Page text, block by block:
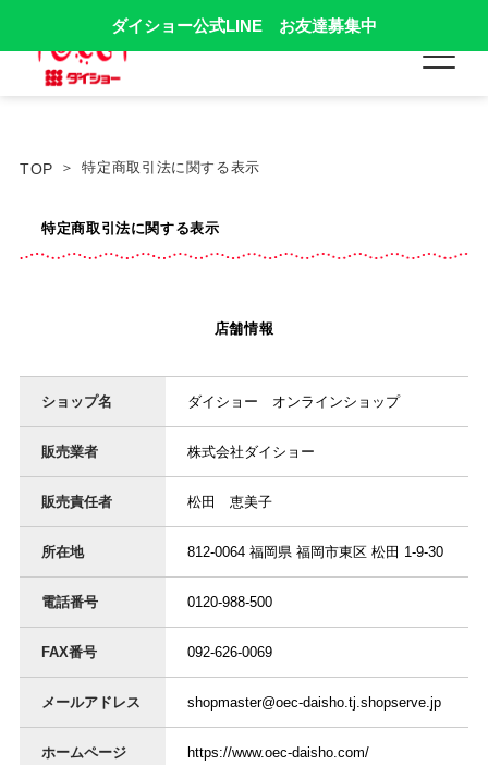
ダイショー公式LINE お友達募集中
TOP 特定商取引法に関する表示
特定商取引法に関する表示
店舗情報
ショップ名 ダイショー オンラインショップ
販売業者 株式会社ダイショー
販売責任者 松田 恵美子
所在地 812-0064 福岡県 福岡市東区 松田 1-9-30
電話番号 0120-988-500
FAX番号 092-626-0069
メールアドレス shopmaster@oec-daisho.tj.shopserve.jp
ホームページ https://www.oec-daisho.com/